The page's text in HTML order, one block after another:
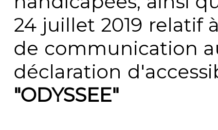
24 juillet 2019 relatif
de communication
déclaration
"ODYSSEE"